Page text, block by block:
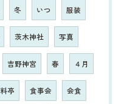
冬 いつ 服装
茨木神社 写真
吉野神宮 春 ４月
料亭 食事会 会食